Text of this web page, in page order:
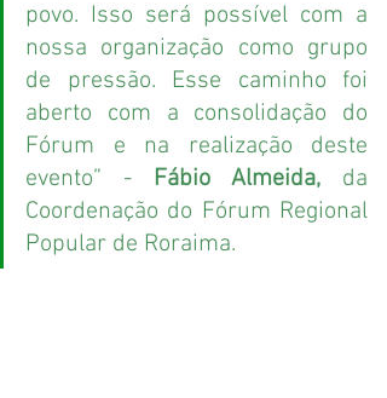
povo. Isso será possível com a
nossa organização como grupo
de pressão. Esse caminho foi
aberto com a consolidação do
Fórum e na realização deste
evento” - Fábio Almeida, da
Coordenação do Fórum Regional
Popular de Roraima.